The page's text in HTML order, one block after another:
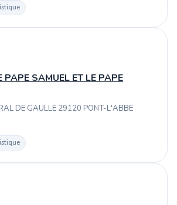
PAPE SAMUEL ET LE PAPE
DE GAULLE 29120 PONT-L'ABBE